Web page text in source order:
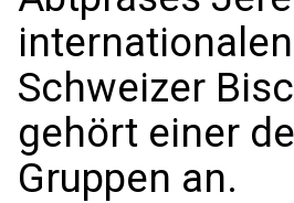
Schweizer
gehört einer
Gruppen an.